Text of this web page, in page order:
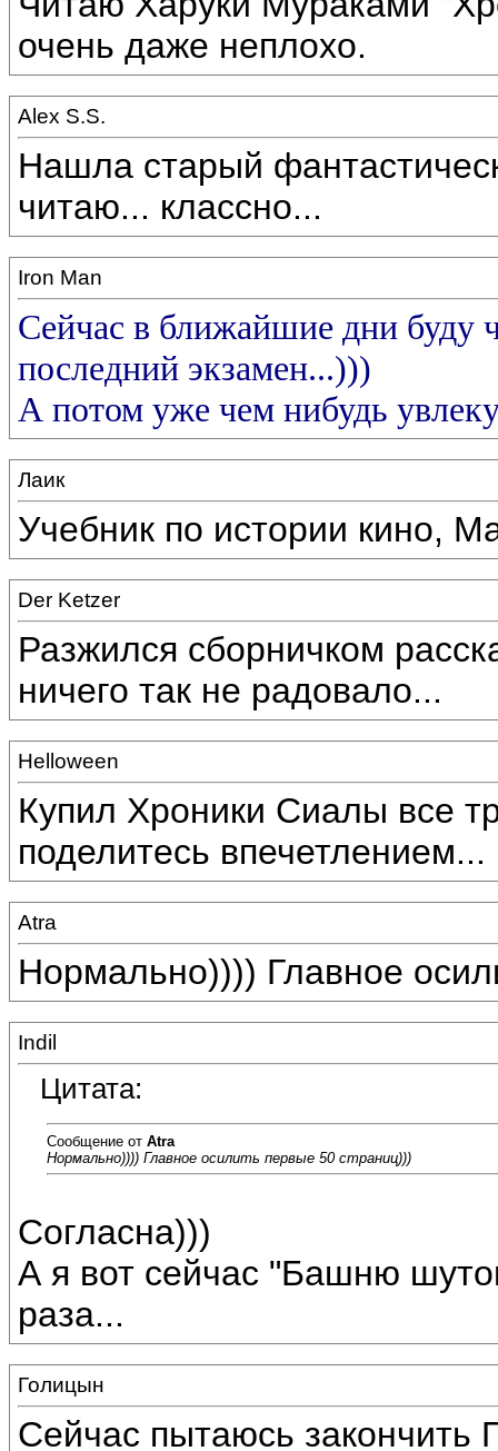
очень даже неплохо.
Alex S.S.
Нашла старый
читаю... классно...
Iron Man
Сейчас в ближайшие дни буду
последний экзамен...)))
А потом уже чем нибудь
Лаик
Учебник по истории кино,
Der Ketzer
Разжился сборничком
ничего так не радовало...
Helloween
Купил Хроники Сиалы все
поделитесь впечетлением...
Atra
Нормально)))) Главное
Indil
Цитата:
Сообщение от Atra
Нормально)))) Главное осилить первые 50 страниц)))
Согласна)))
А я вот сейчас "Башню
раза...
Голицын
Сейчас пытаюсь закончить